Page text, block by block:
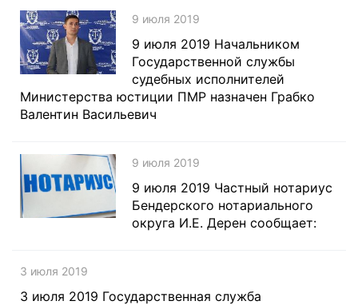
9 июля 2019
9 июля 2019 Начальником
Государственной службы
судебных исполнителей
Министерства юстиции ПМР назначен Грабко
Валентин Васильевич
9 июля 2019
9 июля 2019 Частный нотариус
Бендерского нотариального
округа И.Е. Дерен сообщает:
3 июля 2019
3 июля 2019 Государственная служба